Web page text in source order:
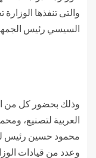
والتى تنفذها
السيسي رئيس
وذلك بحضور كل من
العربية لتصنيع،
محمود حسين رئيس
وعدد من قيادات